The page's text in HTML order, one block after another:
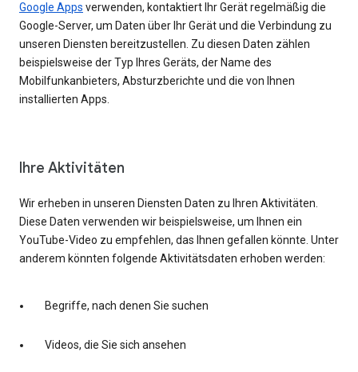
Google Apps verwenden, kontaktiert Ihr Gerät regelmäßig die
Google-Server, um Daten über Ihr Gerät und die Verbindung zu
unseren Diensten bereitzustellen. Zu diesen Daten zählen
beispielsweise der Typ Ihres Geräts, der Name des
Mobilfunkanbieters, Absturzberichte und die von Ihnen
installierten Apps.
Ihre Aktivitäten
Wir erheben in unseren Diensten Daten zu Ihren Aktivitäten.
Diese Daten verwenden wir beispielsweise, um Ihnen ein
YouTube-Video zu empfehlen, das Ihnen gefallen könnte. Unter
anderem könnten folgende Aktivitätsdaten erhoben werden:
Begriffe, nach denen Sie suchen
Videos, die Sie sich ansehen